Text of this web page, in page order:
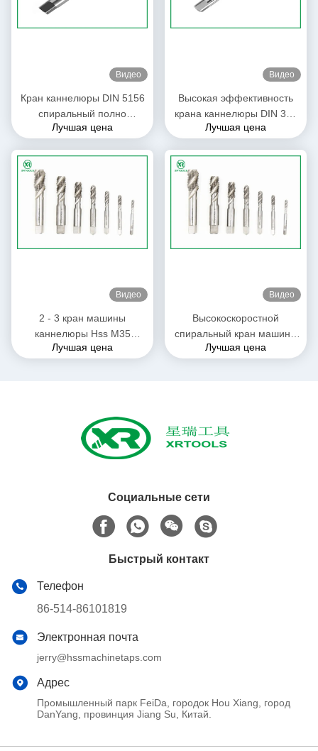
Видео
Кран каннелюры DIN 5156
спиральный полно
смолотый для точности
Лучшая цена
Видео
Высокая эффективность
крана каннелюры DIN 371
спиральная для сверля
1.5mm
Лучшая цена
Видео
2 - 3 кран машины
каннелюры Hss M35
тангажа спиральный,
Лучшая цена
Видео
Высокоскоростной
спиральный кран машины
каннелюры, глухие
Лучшая цена
Социальные сети
Быстрый контакт
Телефон
86-514-86101819
Электронная почта
jerry@hssmachinetaps.com
Адрес
Промышленный парк FeiDa, городок Hou Xiang, город
DanYang, провинция Jiang Su, Китай.